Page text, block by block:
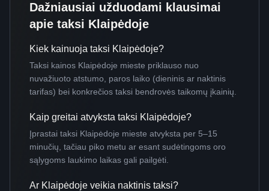
Dažniausiai užduodami klausimai
apie taksi Klaipėdoje
Kiek kainuoja taksi Klaipėdoje?
Taksi kainos Klaipėdoje mieste priklauso nuo
nuvažiuoto atstumo, paros laiko (dieninis ar naktinis
tarifas) bei konkrečios taksi bendrovės taikomų įkainių.
Kaip greitai atvyksta taksi Klaipėdoje?
Įprastai taksi Klaipėdoje mieste atvyksta per 5–15
minučių, tačiau piko metu ar esant sudėtingoms oro
sąlygoms laukimo laikas gali pailgėti.
Ar Klaipėdoje veikia naktinis taksi?